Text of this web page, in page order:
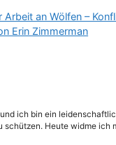
an Wölfen –
Erin Zimmerman
ich bin ein
schützen. Heute widme